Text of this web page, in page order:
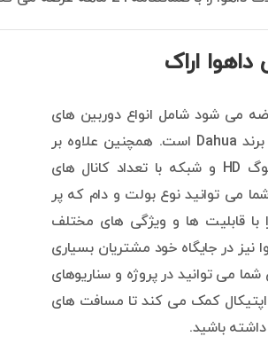
اراک
می شود شامل انواع دوربین های
مداربسته آنالوگ اچ دی/HDCVI و تحت شبکه/IP برند Dahua است. همچنین علاوه بر
دوربین، انواع دستگاه های ضبط با تکنولوژی آنالوگ HD و شبکه با تعداد کانال های
می توانید نوع بولت و دام که پر
قابلیت ها و ویژگی های مختلف
نیز در جایگاه خود مشتریان بسیاری
شما می توانید در پروژه و سناریوهای
اپتیکال کمک می کند تا مسافت های
باشید.